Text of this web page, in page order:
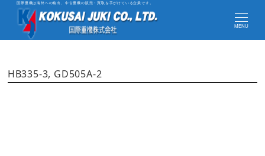
国際重機は海外への輸出、中古重機の販売・買取を手がけている企業です。
MENU
HB335-3, GD505A-2